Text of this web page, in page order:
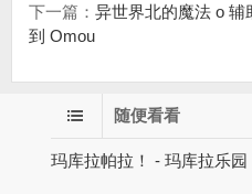
下一篇： 异世界北的魔法 o 辅
到 Omou
随便看看
玛库拉帕拉！ - 玛库拉乐园